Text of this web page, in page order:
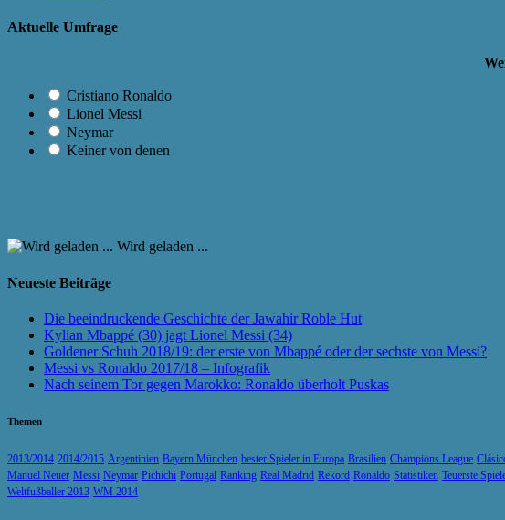
Aktuelle Umfrage
Cristiano Ronaldo
Lionel Messi
Neymar
Keiner von denen
Wird geladen ...
Neueste Beiträge
Die beeindruckende Geschichte der Jawahir Roble Hut
Kylian Mbappé (30) jagt Lionel Messi (34)
Goldener Schuh 2018/19: der erste von Mbappé oder der sechste von Messi?
Messi vs Ronaldo 2017/18 – Infografik
Nach seinem Tor gegen Marokko: Ronaldo überholt Puskas
Themen
2013/2014 2014/2015 Argentinien Bayern München bester Spieler in Europa Brasilien Champions League
Manuel Neuer Messi Neymar Pichichi Portugal Ranking Real Madrid Rekord Ronaldo Statistiken Teuerste
Weltfußballer 2013 WM 2014